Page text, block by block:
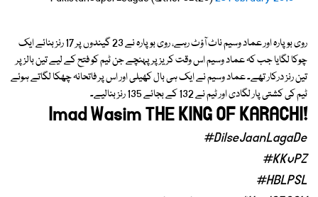
روی بوپارہ اور عماد وسیم ناٹ آؤٹ رہے، روی بوپارہ نے 23 گیندوں پر 17 رنز بنائے ایک
چوکا لگایا جب کہ عماد وسیم اس وقت کریز پر پہنچے جن ٹیم کو فتح کے لیے تین بالز پر
تین رنز درکار تھے۔ عماد وسیم نے ایک ہی بال کھیلی اور اس پر فاتحانہ چھکا لگاتے ہوئے
ٹیم کی کشتی پار لگادی اور ٹیم نے 132 کے بجائے 135 رنز بنالیے۔
Imad Wasim THE KING OF KARACHI!
#DilseJaanLagaDe
#KKvPZ
#HBLPSL